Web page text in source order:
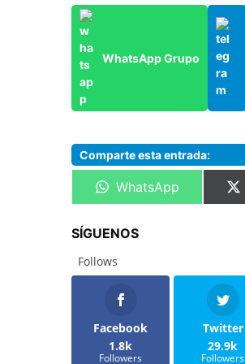
WhatsApp Grupo
Comparte esta entrada:
Compartir
WhatsApp
SÍGUENOS
Follows
Facebook
1.8k
Followers
Twitter
29.9k
Followers